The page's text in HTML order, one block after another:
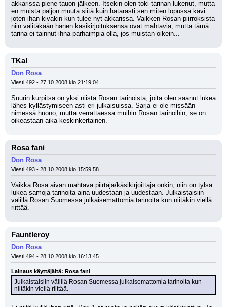
akkarissa piene tauon jälkeen. Itsekin olen toki tarinan lukenut, mutta
en muista paljon muuta siitä kuin hatarasti sen miten lopussa kävi
joten ihan kivakin kun tulee nyt akkarissa. Vaikken Rosan piirroksista
niin välitäkään hänen käsikirjoituksensa ovat mahtavia, mutta tämä
tarina ei tainnut ihna parhaimpia olla, jos muistan oikein...
TKal
Don Rosa
Viesti 492 - 27.10.2008 klo 21:19:04
Suurin kurpitsa on yksi niistä Rosan tarinoista, joita olen saanut lukea
lähes kyllästymiseen asti eri julkaisuissa. Sarja ei ole missään
nimessä huono, mutta verrattaessa muihin Rosan tarinoihin, se on
oikeastaan aika keskinkertainen.
Rosa fani
Don Rosa
Viesti 493 - 28.10.2008 klo 15:59:58
Vaikka Rosa aivan mahtava piirtäjä/käsikirjoittaja onkin, niin on tylsä
lukea samoja tarinoita aina uudestaan ja uudestaan. Julkaistaisiin
välillä Rosan Suomessa julkaisemattomia tarinoita kun niitäkin viellä
riittää.
Fauntleroy
Don Rosa
Viesti 494 - 28.10.2008 klo 16:13:45
Lainaus käyttäjältä: Rosa fani
Julkaistaisiin välillä Rosan Suomessa julkaisemattomia tarinoita kun
niitäkin viellä riittää.